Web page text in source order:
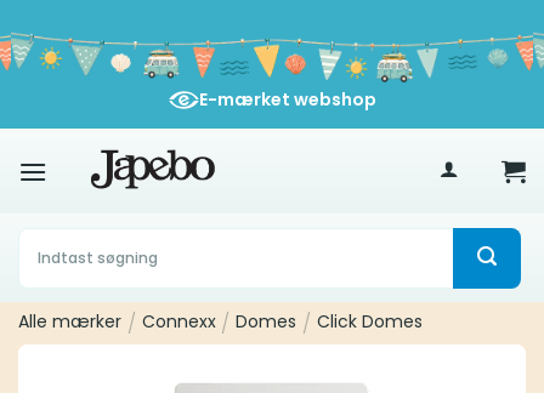
til
indhold
400
E-mærket webshop
Søg
efter:
Alle mærker / Connexx / Domes / Click Domes